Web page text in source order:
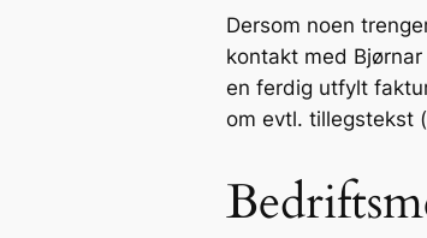
Dersom noen
kontakt med
en ferdig utfylt
om evtl. tillegstekst